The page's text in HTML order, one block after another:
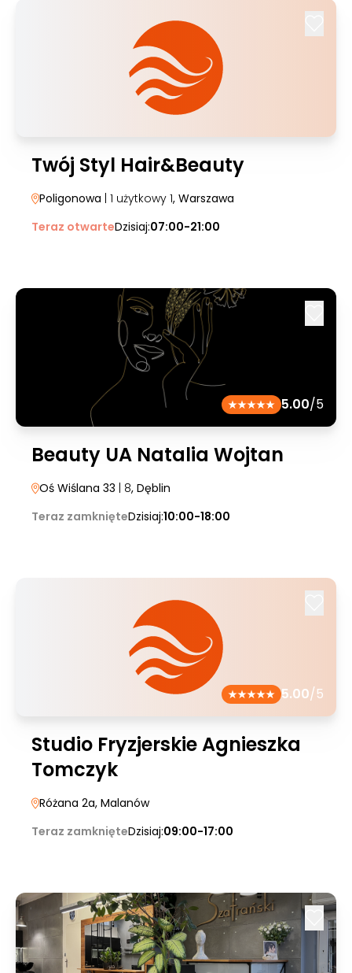
Twój Styl Hair&Beauty
Poligonowa | 1 użytkowy 1, Warszawa
Teraz otwarteDzisiaj:07:00-21:00
5.00/5
Beauty UA Natalia Wojtan
Oś Wiślana 33 | 8, Dęblin
Teraz zamknięteDzisiaj:10:00-18:00
5.00/5
Studio Fryzjerskie Agnieszka
Tomczyk
Różana 2a, Malanów
Teraz zamknięteDzisiaj:09:00-17:00